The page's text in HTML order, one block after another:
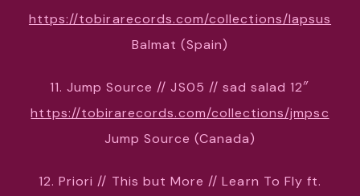
https://tobirarecords.com/collections/lapsus
Balmat (Spain)
11. Jump Source // JS05 // sad salad 12″
https://tobirarecords.com/collections/jmpsc
Jump Source (Canada)
12. Priori // This but More // Learn To Fly ft.